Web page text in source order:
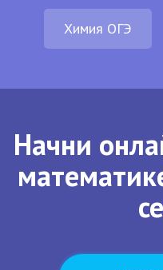
Химия ОГЭ
Начни